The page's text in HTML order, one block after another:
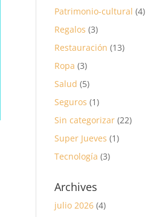
Patrimonio-cultural (4)
Regalos (3)
Restauración (13)
Ropa (3)
Salud (5)
Seguros (1)
Sin categorizar (22)
Super Jueves (1)
Tecnología (3)
Archives
julio 2026 (4)